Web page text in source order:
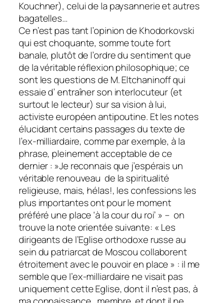
Kouchner), celui de la paysannerie et autres
bagatelles…
Ce n’est pas tant l’opinion de Khodorkovski
qui est choquante, somme toute fort
banale, plutôt de l’ordre du sentiment que
de la véritable réflexion philosophique; ce
sont les questions de M. Eltchaninoff qui
essaie d’ entraîner son interlocuteur (et
surtout le lecteur) sur sa vision à lui,
activiste européen antipoutine. Et les notes
élucidant certains passages du texte de
l’ex-milliardaire, comme par exemple, à la
phrase, pleinement acceptable de ce
dernier : »Je reconnais que j’espérais un
véritable renouveau de la spiritualité
religieuse, mais, hélas!, les confessions les
plus importantes ont pour le moment
préféré une place ‘à la cour du roi’ » – on
trouve la note orientée suivante: « Les
dirigeants de l’Eglise orthodoxe russe au
sein du patriarcat de Moscou collaborent
étroitement avec le pouvoir en place » : il me
semble que l’ex-milliardaire ne visait pas
uniquement cette Eglise, dont il n’est pas, à